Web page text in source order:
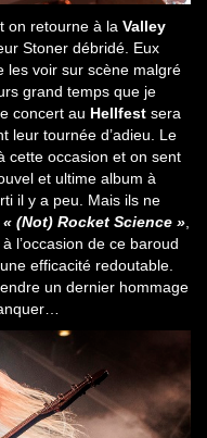
on retourne à la Valley
Stoner débridé. Eux
les voir sur scène malgré
grand temps que je
concert au Hellfest sera
leur tournée d’adieu. Le
cette occasion et on sent
et ultime album à
il y a peu. Mais ils ne
« (Not) Rocket Science »
l’occasion de ce baroud
efficacité redoutable.
un dernier hommage